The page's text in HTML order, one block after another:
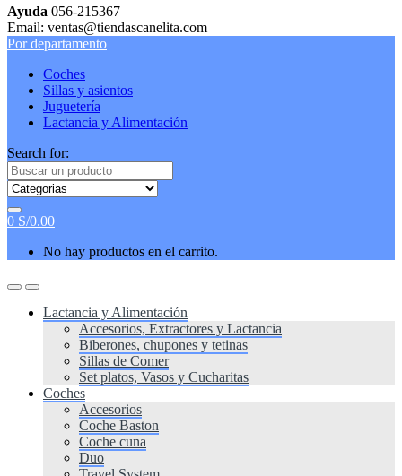
Ayuda 056-215367
Email: ventas@tiendascanelita.com
Por departamento
Coches
Sillas y asientos
Juguetería
Lactancia y Alimentación
Search for:
0 S/0.00
No hay productos en el carrito.
Lactancia y Alimentación
Accesorios, Extractores y Lactancia
Biberones, chupones y tetinas
Sillas de Comer
Set platos, Vasos y Cucharitas
Coches
Accesorios
Coche Baston
Coche cuna
Duo